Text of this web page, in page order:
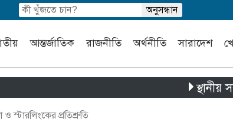
আন্তর্জাতিক রাজনীতি অর্থনীতি সারাদেশ
স্থানীয় সরকার
স্টারলিংকের প্রতিশ্রুতি